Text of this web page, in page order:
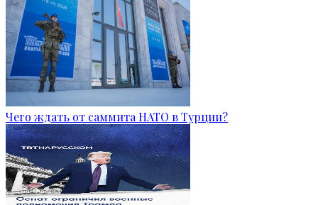
Чего ждать от саммита НАТО в Турции?